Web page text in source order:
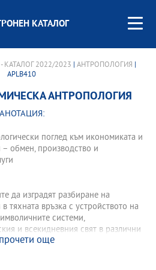
КАТАЛОГ
2022/2023 АНТРОПОЛОГИЯ
APLB410
АНТРОПОЛОГИЯ
АНОТАЦИЯ:
поглед към икономиката и
обмен, производство и
да изградят разбиране на
тяхната връзка с устройството на
системи,
и всекидневния свят в различни
прочети още